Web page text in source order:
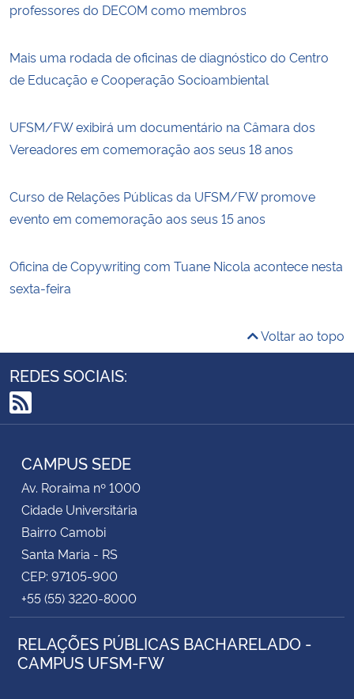
professores do DECOM como membros
Mais uma rodada de oficinas de diagnóstico do Centro
de Educação e Cooperação Socioambiental
UFSM/FW exibirá um documentário na Câmara dos
Vereadores em comemoração aos seus 18 anos
Curso de Relações Públicas da UFSM/FW promove
evento em comemoração aos seus 15 anos
Oficina de Copywriting com Tuane Nicola acontece nesta
sexta-feira
Voltar ao topo
REDES SOCIAIS:
RSS
CAMPUS SEDE
Av. Roraima nº 1000
Cidade Universitária
Bairro Camobi
Santa Maria - RS
CEP: 97105-900
+55 (55) 3220-8000
RELAÇÕES PÚBLICAS BACHARELADO -
CAMPUS UFSM-FW